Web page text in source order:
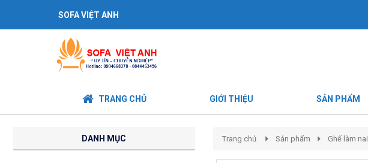
SOFA VIỆT ANH
TRANG CHỦ GIỚI THIỆU SẢN PHẨM
DANH MỤC Trang chủ Sản phẩm Ghế làm nail